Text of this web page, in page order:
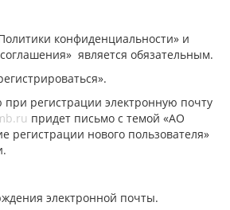
конфиденциальности» и
является обязательным.
при регистрации электронную почту
придет письмо с темой «АО
регистрации нового пользователя»
электронной почты.